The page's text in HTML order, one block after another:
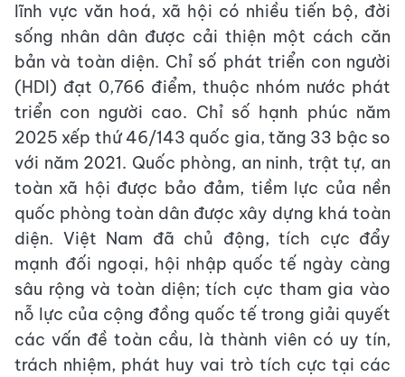
lĩnh vực văn hoá, xã hội có nhiều tiến bộ, đời
sống nhân dân được cải thiện một cách căn
bản và toàn diện. Chỉ số phát triển con người
(HDI) đạt 0,766 điểm, thuộc nhóm nước phát
triển con người cao. Chỉ số hạnh phúc năm
2025 xếp thứ 46/143 quốc gia, tăng 33 bậc so
với năm 2021. Quốc phòng, an ninh, trật tự, an
toàn xã hội được bảo đảm, tiềm lực của nền
quốc phòng toàn dân được xây dựng khá toàn
diện. Việt Nam đã chủ động, tích cực đẩy
mạnh đối ngoại, hội nhập quốc tế ngày càng
sâu rộng và toàn diện; tích cực tham gia vào
nỗ lực của cộng đồng quốc tế trong giải quyết
các vấn đề toàn cầu, là thành viên có uy tín,
trách nhiệm, phát huy vai trò tích cực tại các